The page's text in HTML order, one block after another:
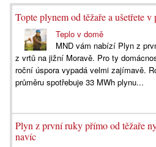
Topte plynem od těžaře a ušetřete
Teplo v domě
MND vám nabízí Plyn z
z vrtů na jižní Moravě. Pro ty
roční úspora vypadá velmi zajímavě.
průměru spotřebuje 33 MWh plynu...
Plyn z první ruky přímo od těžaře
navíc